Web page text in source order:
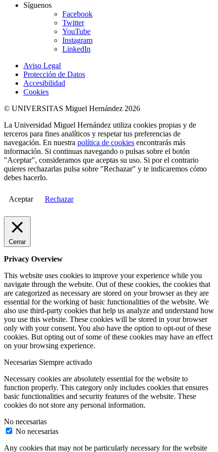
Síguenos
Facebook
Twitter
YouTube
Instagram
LinkedIn
Aviso Legal
Protección de Datos
Accesibilidad
Cookies
© UNIVERSITAS Miguel Hernández 2026
La Universidad Miguel Hernández utiliza cookies propias y de
terceros para fines analíticos y respetar tus preferencias de
navegación. En nuestra política de cookies encontrarás más
información. Si continuas navegando o pulsas sobre el botón
"Aceptar", consideramos que aceptas su uso. Si por el contrario
quieres rechazarlas pulsa sobre "Rechazar" y te indicaremos cómo
debes hacerlo.
Aceptar Rechazar
Cerrar
Privacy Overview
This website uses cookies to improve your experience while you
navigate through the website. Out of these cookies, the cookies that
are categorized as necessary are stored on your browser as they are
essential for the working of basic functionalities of the website. We
also use third-party cookies that help us analyze and understand how
you use this website. These cookies will be stored in your browser
only with your consent. You also have the option to opt-out of these
cookies. But opting out of some of these cookies may have an effect
on your browsing experience.
Necesarias Siempre activado
Necessary cookies are absolutely essential for the website to
function properly. This category only includes cookies that ensures
basic functionalities and security features of the website. These
cookies do not store any personal information.
No necesarias
No necesarias
Any cookies that may not be particularly necessary for the website